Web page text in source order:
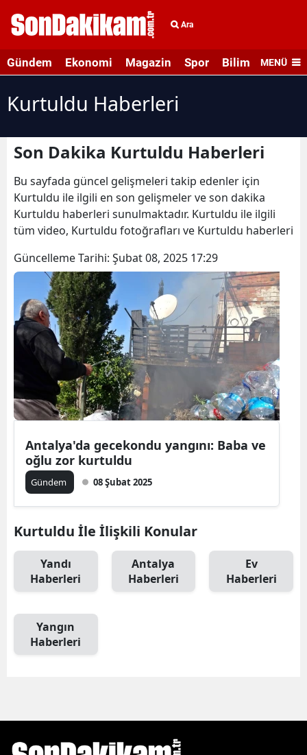
Ara
Gündem Ekonomi Magazin Spor Bilim veMENÜ
Kurtuldu Haberleri
Son Dakika Kurtuldu Haberleri
Bu sayfada güncel gelişmeleri takip edenler için
Kurtuldu ile ilgili en son gelişmeler ve son dakika
Kurtuldu haberleri sunulmaktadır. Kurtuldu ile ilgili
tüm video, Kurtuldu fotoğrafları ve Kurtuldu haberleri
Güncelleme Tarihi: Şubat 08, 2025 17:29
Antalya'da gecekondu yangını: Baba ve
oğlu zor kurtuldu
Gündem 08 Şubat 2025
Kurtuldu İle İlişkili Konular
Yandı
Haberleri
Antalya
Haberleri
Ev
Haberleri
Yangın
Haberleri